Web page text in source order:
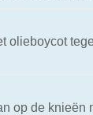
olieboycot
op de knieën